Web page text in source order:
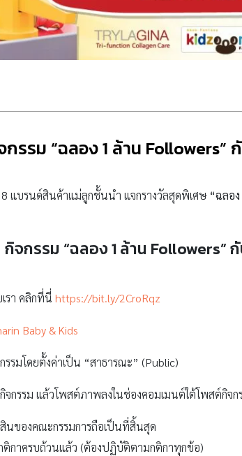
กรรม “ฉลอง 1 ล้าน Followers”
แบรนด์สินค้าแม่ลูกชั้นนำ แจกรางวัลสุดพิเศษ “ฉลอ
กิจกรรม “ฉลอง 1 ล้าน Followers”
รา คลิกที่นี่ https://bit.ly/2CroRqz
Baby & Kids
รรมโดยตั้งค่าเป็น “สาธารณะ” (Public)
กรรม แล้วโพสต์ภาพลงในช่องคอมเมนต์ใต้โพสต์กิจก
นของคณะกรรมการถือเป็นที่สิ้นสุด
ติกาครบถ้วนแล้ว (ต้องปฏิบัติตามกติกาทุกข้อ)